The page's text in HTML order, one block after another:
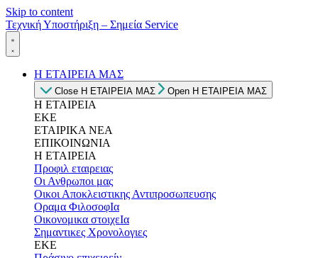
Skip to content
Τεχνική Υποστήριξη – Σημεία Service
Η ΕΤΑΙΡΕΙΑ ΜΑΣ
Close Η ΕΤΑΙΡΕΙΑ ΜΑΣ Open Η ΕΤΑΙΡΕΙΑ ΜΑΣ
Η ΕΤΑΙΡΕΙΑ
ΕΚΕ
ΕΤΑΙΡΙΚΑ ΝΕΑ
ΕΠΙΚΟΙΝΩΝΙΑ
Η ΕΤΑΙΡΕΙΑ
Προφιλ εταιρειας
Οι Ανθρωποι μας
Οικοι Αποκλειστικης Αντιπροσωπευσης
Οραμα ΦιλοσοφΙα
Οικονομικα στοιχεΙα
Σημαντικες Χρονολογιες
ΕΚΕ